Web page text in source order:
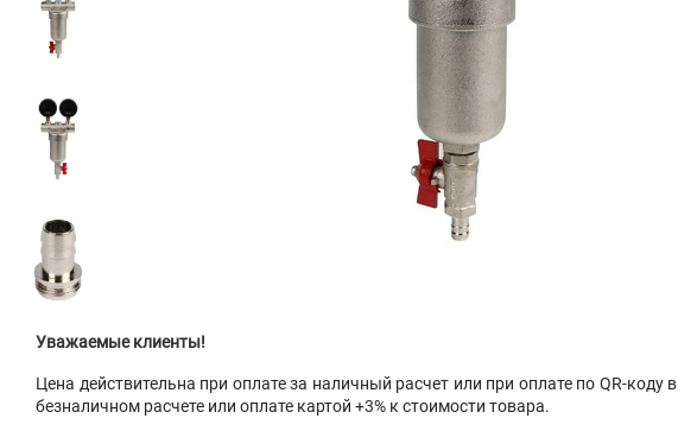
Уважаемые клиенты!
Цена действительна при оплате за наличный расчет или при оплате по QR-коду
безналичном расчете или оплате картой +3% к стоимости товара.